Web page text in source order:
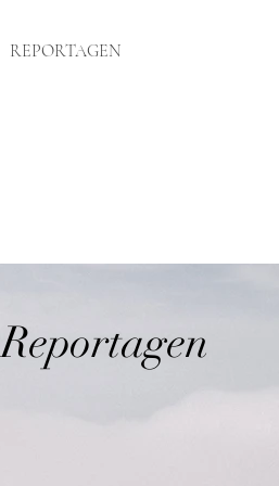
REPORTAGEN
Reportagen